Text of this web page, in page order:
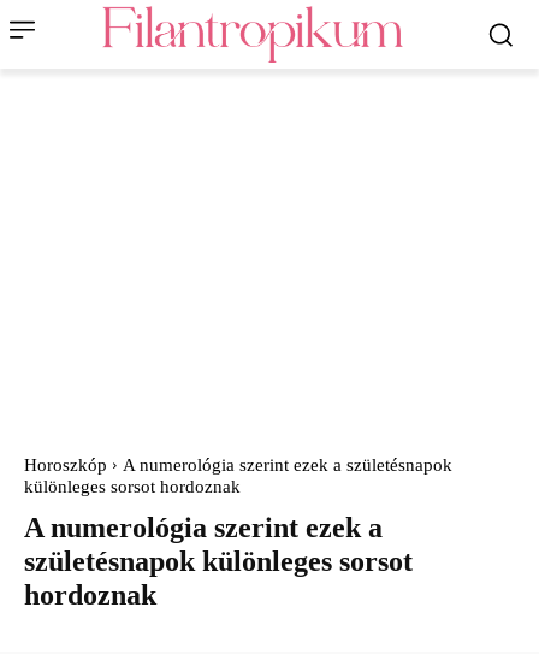
Horoszkóp
A numerológia szerint ezek a születésnapok
különleges sorsot hordoznak
A numerológia szerint ezek a
születésnapok különleges sorsot
hordoznak